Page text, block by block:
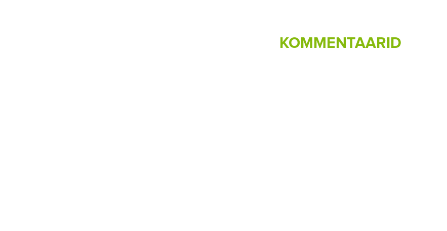
KOMMENTAARID